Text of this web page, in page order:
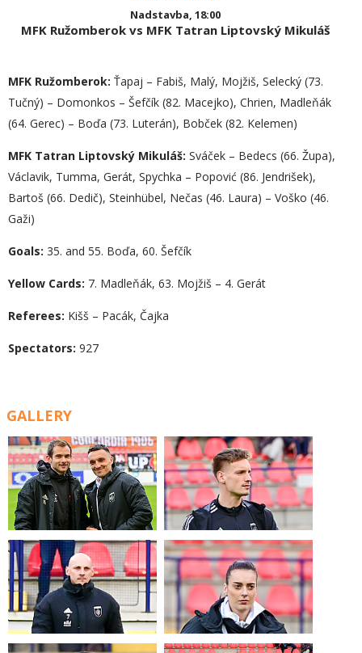
Nadstavba, 18:00
MFK Ružomberok vs MFK Tatran Liptovský Mikuláš
MFK Ružomberok: Ťapaj – Fabiš, Malý, Mojžiš, Selecký (73.
Tučný) – Domonkos – Šefčík (82. Macejko), Chrien, Madleňák
(64. Gerec) – Boďa (73. Luterán), Bobček (82. Kelemen)
MFK Tatran Liptovský Mikuláš: Sváček – Bedecs (66. Župa),
Václavik, Tumma, Gerát, Spychka – Popović (86. Jendrišek),
Bartoš (66. Dedič), Steinhübel, Nečas (46. Laura) – Voško (46.
Gaži)
Goals: 35. and 55. Boďa, 60. Šefčík
Yellow Cards: 7. Madleňák, 63. Mojžiš – 4. Gerát
Referees: Kišš – Pacák, Čajka
Spectators: 927
GALLERY